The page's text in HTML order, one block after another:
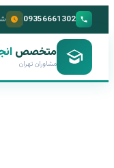
09356661302
متخصص
مشاوران تهران